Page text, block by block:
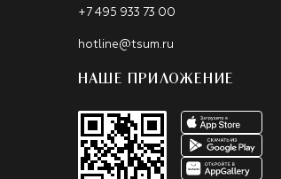
+7 495 933 73 00
hotline@tsum.ru
НАШЕ ПРИЛОЖЕНИЕ